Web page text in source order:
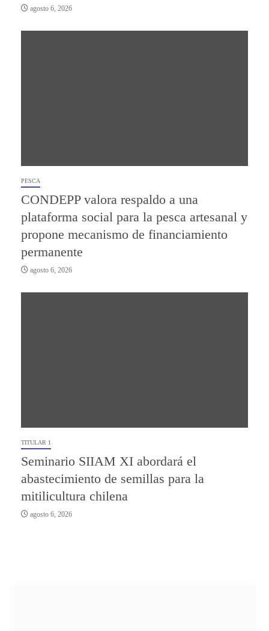
agosto 6, 2026
PESCA
CONDEPP valora respaldo a una
plataforma social para la pesca artesanal y
propone mecanismo de financiamiento
permanente
agosto 6, 2026
TITULAR 1
Seminario SIIAM XI abordará el
abastecimiento de semillas para la
mitilicultura chilena
agosto 6, 2026